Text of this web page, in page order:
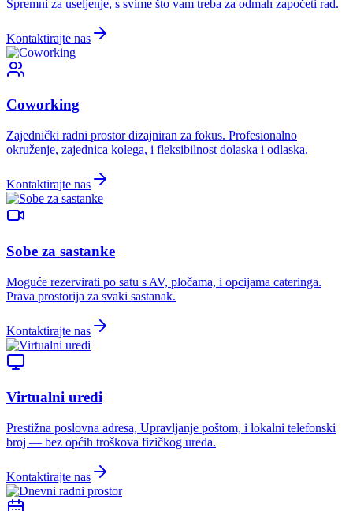
Spremni za useljenje, s svime što vam treba za odmah započeti rad.
Kontaktirajte nas
Coworking
Zajednički radni prostor dizajniran za fokus. Profesionalno
okruženje, zajednica kolega, i fleksibilnost dolaska i odlaska.
Kontaktirajte nas
Sobe za sastanke
Moguće rezervirati po satu s AV, pločama, i opcijama cateringa.
Prava prostorija za svaki sastanak.
Kontaktirajte nas
Virtualni uredi
Prestižna poslovna adresa, Upravljanje poštom, i lokalni telefonski
broj — bez općih troškova fizičkog ureda.
Kontaktirajte nas